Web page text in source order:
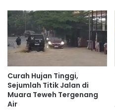
Curah Hujan Tinggi,
Sejumlah Titik Jalan di
Muara Teweh Tergenang
Air